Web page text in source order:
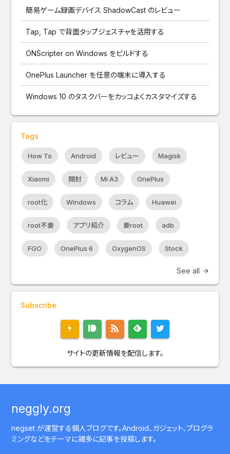
簡易ゲーム録画デバイス ShadowCast のレビュー
Tap, Tap で背面タップジェスチャを活用する
ONScripter on Windows をビルドする
OnePlus Launcher を任意の端末に導入する
Windows 10 のタスクバーをカッコよくカスタマイズする
Tags
How To Android レビュー Magisk
Xiaomi 開封 Mi A3 OnePlus
root化 Windows コラム Huawei
root不要 アプリ紹介 要root adb
FGO OnePlus 6 OxygenOS Stock
See all arrow_forward
Subscribe
サイトの更新情報を配信します。
neggly.org
negset が運営する個人ブログです。Android、ガジェット、プログラ
ミングなどをテーマに雑多に記事を投稿します。